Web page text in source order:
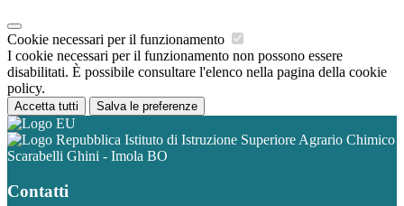
Cookie necessari per il funzionamento
I cookie necessari per il funzionamento non possono essere
disabilitati. È possibile consultare l'elenco nella pagina della cookie
policy.
Accetta tutti Salva le preferenze
Istituto di Istruzione Superiore Agrario Chimico
Scarabelli Ghini - Imola BO
Contatti